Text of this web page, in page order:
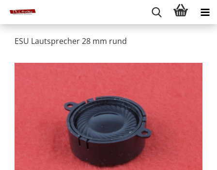
ESU Lautsprecher 28 mm rund